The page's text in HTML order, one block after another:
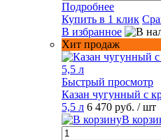
Подробнее
Купить в 1 клик
В избранное
Хит продаж
Быстрый просмотр
Казан чугунный с
5,5 л 6 470 руб. / шт
В